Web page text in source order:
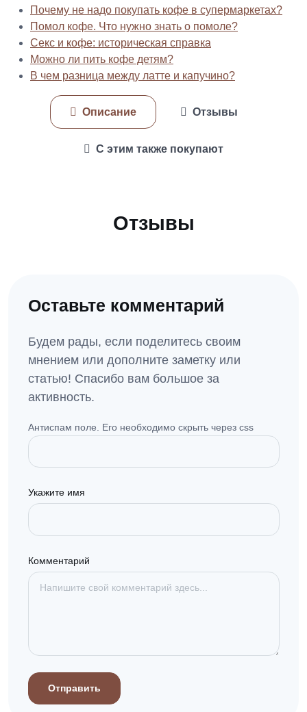
Почему не надо покупать кофе в супермаркетах?
Помол кофе. Что нужно знать о помоле?
Секс и кофе: историческая справка
Можно ли пить кофе детям?
В чем разница между латте и капучино?
Описание Отзывы
С этим также покупают
Отзывы
Оставьте комментарий
Будем рады, если поделитесь своим
мнением или дополните заметку или
статью! Спасибо вам большое за
активность.
Антиспам поле. Его необходимо скрыть через css
Укажите имя
Комментарий
Отправить